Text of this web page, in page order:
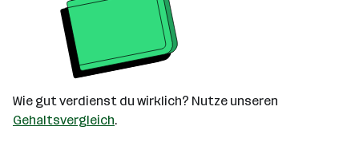
Wie gut verdienst du wirklich? Nutze unseren
Gehaltsvergleich.